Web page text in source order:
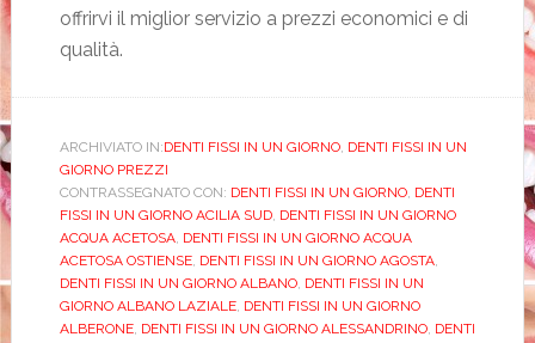
offrirvi il miglior servizio a prezzi economici e di
qualità.
ARCHIVIATO IN:DENTI FISSI IN UN GIORNO, DENTI FISSI IN UN
GIORNO PREZZI
CONTRASSEGNATO CON: DENTI FISSI IN UN GIORNO, DENTI
FISSI IN UN GIORNO ACILIA SUD, DENTI FISSI IN UN GIORNO
ACQUA ACETOSA, DENTI FISSI IN UN GIORNO ACQUA
ACETOSA OSTIENSE, DENTI FISSI IN UN GIORNO AGOSTA,
DENTI FISSI IN UN GIORNO ALBANO, DENTI FISSI IN UN
GIORNO ALBANO LAZIALE, DENTI FISSI IN UN GIORNO
ALBERONE, DENTI FISSI IN UN GIORNO ALESSANDRINO, DENTI